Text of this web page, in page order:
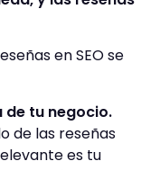
en SEO se
de tu negocio.
de las reseñas
es tu